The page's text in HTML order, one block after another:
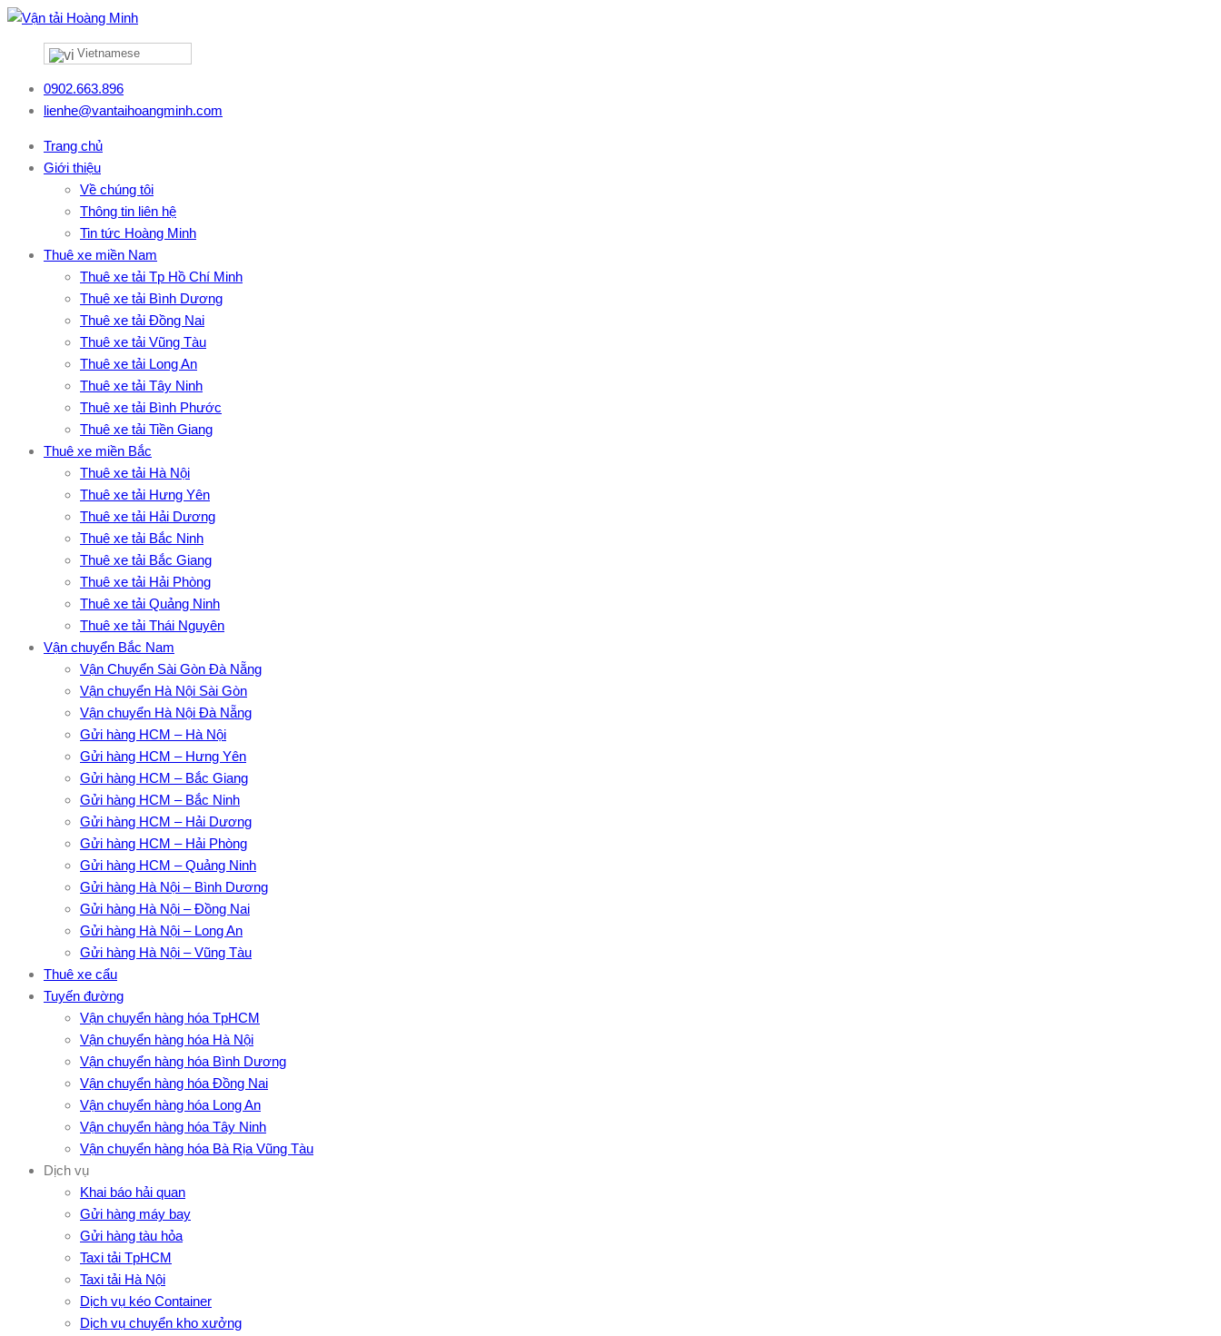
Vietnamese
0902.663.896
lienhe@vantaihoangminh.com
Trang chủ
Giới thiệu
Về chúng tôi
Thông tin liên hệ
Tin tức Hoàng Minh
Thuê xe miền Nam
Thuê xe tải Tp Hồ Chí Minh
Thuê xe tải Bình Dương
Thuê xe tải Đồng Nai
Thuê xe tải Vũng Tàu
Thuê xe tải Long An
Thuê xe tải Tây Ninh
Thuê xe tải Bình Phước
Thuê xe tải Tiền Giang
Thuê xe miền Bắc
Thuê xe tải Hà Nội
Thuê xe tải Hưng Yên
Thuê xe tải Hải Dương
Thuê xe tải Bắc Ninh
Thuê xe tải Bắc Giang
Thuê xe tải Hải Phòng
Thuê xe tải Quảng Ninh
Thuê xe tải Thái Nguyên
Vận chuyển Bắc Nam
Vận Chuyển Sài Gòn Đà Nẵng
Vận chuyển Hà Nội Sài Gòn
Vận chuyển Hà Nội Đà Nẵng
Gửi hàng HCM – Hà Nội
Gửi hàng HCM – Hưng Yên
Gửi hàng HCM – Bắc Giang
Gửi hàng HCM – Bắc Ninh
Gửi hàng HCM – Hải Dương
Gửi hàng HCM – Hải Phòng
Gửi hàng HCM – Quảng Ninh
Gửi hàng Hà Nội – Bình Dương
Gửi hàng Hà Nội – Đồng Nai
Gửi hàng Hà Nội – Long An
Gửi hàng Hà Nội – Vũng Tàu
Thuê xe cẩu
Tuyến đường
Vận chuyển hàng hóa TpHCM
Vận chuyển hàng hóa Hà Nội
Vận chuyển hàng hóa Bình Dương
Vận chuyển hàng hóa Đồng Nai
Vận chuyển hàng hóa Long An
Vận chuyển hàng hóa Tây Ninh
Vận chuyển hàng hóa Bà Rịa Vũng Tàu
Dịch vụ
Khai báo hải quan
Gửi hàng máy bay
Gửi hàng tàu hỏa
Taxi tải TpHCM
Taxi tải Hà Nội
Dịch vụ kéo Container
Dịch vụ chuyển kho xưởng